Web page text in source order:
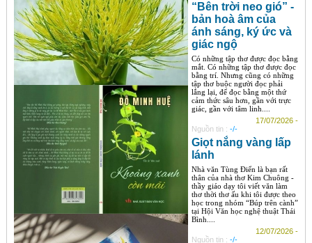
“Bên trời neo gió” -
bản hoà âm của
ánh sáng, ký ức và
giác ngộ
Có những tập thơ được đọc bằng
mắt. Có những tập thơ được đọc
bằng trí. Nhưng cũng có những
tập thơ buộc người đọc phải
lắng lại, để đọc bằng một thứ
cảm thức sâu hơn, gần với trực
giác, gần với tâm linh....
17/07/2026 -
Nguồn tin : -/-
Giọt nắng vàng lấp
lánh
Nhà văn Tùng Điển là bạn rất
thân của nhà thơ Kim Chuông -
thầy giáo dạy tôi viết văn làm
thơ thời thơ ấu khi tôi được theo
học trong nhóm “Búp trên cành”
tại Hội Văn học nghệ thuật Thái
Bình....
12/07/2026 -
Nguồn tin : -/-